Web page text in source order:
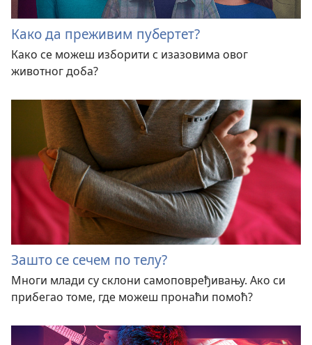
Како да преживим пубертет?
Како се можеш изборити с изазовима овог
животног доба?
Зашто се сечем по телу?
Многи млади су склони самоповређивању. Ако си
прибегао томе, где можеш пронаћи помоћ?